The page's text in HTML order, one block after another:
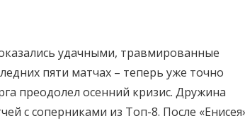
удачными, травмированные
пяти матчах – теперь уже точно
преодолел осенний кризис. Дружина
с соперниками из Топ-8. После